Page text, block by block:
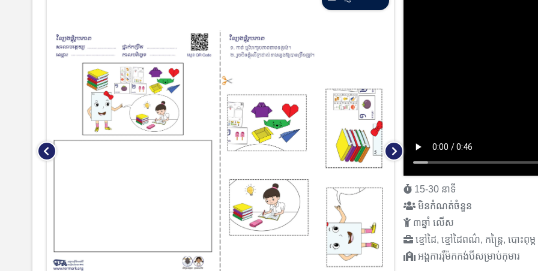
15-30 នាទី
មិនកំណត់ចំនួន
៣ឆ្នាំ លើស
ខ្មៅដៃ, ខ្មៅដៃពណ៌, កន្ត្រៃ, បោះពុម្ភ
អង្គការរុឺម៉កកង់បីសម្រាប់កុមារ